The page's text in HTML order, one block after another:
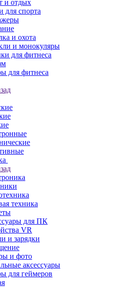
и отдых
для спорта
и охота
и монокуляры
для фитнеса
для фитнеса
техника
для ПК
VR
и зарядки
и фото
аксессуары
для геймеров